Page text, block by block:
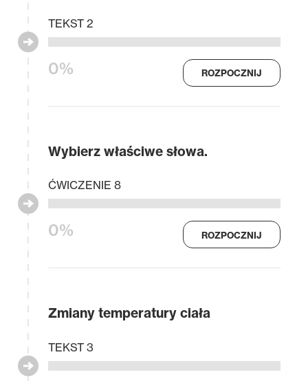
0%
TEKST 2
ROZPOCZNIJ
Wybierz właściwe słowa.
0%
ĆWICZENIE 8
ROZPOCZNIJ
Zmiany temperatury ciała
TEKST 3